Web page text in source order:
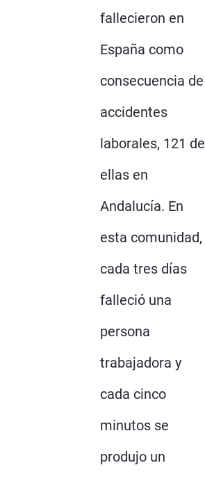
fallecieron en
España como
consecuencia de
accidentes
laborales, 121 de
ellas en
Andalucía. En
esta comunidad,
cada tres días
falleció una
persona
trabajadora y
cada cinco
minutos se
produjo un